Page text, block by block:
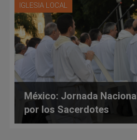
IGLESIA LOCAL
México: Jornada
por los Sacerdotes